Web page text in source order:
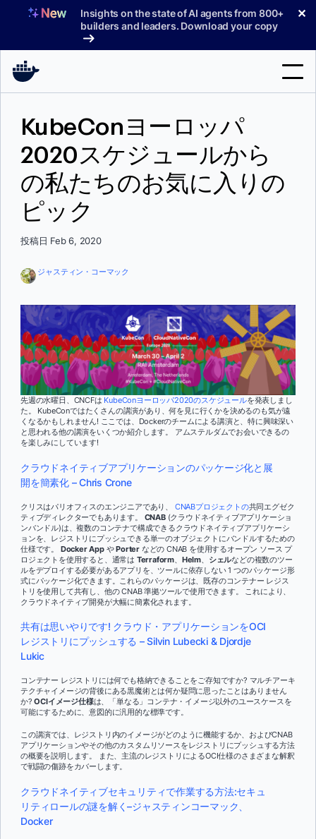
へ
Insights on the state of AI agents from 800+
builders and leaders. Download your copy
✕
サポート
料金プラン
索
KubeConヨーロッパ
2020スケジュールから
の私たちのお気に入りの
ピック
投稿日 Feb 6, 2020
ジャスティン・コーマック
先週の水曜日、CNCFは KubeConヨーロッパ2020のスケジュールを発表しまし
た。 KubeConではたくさんの講演があり、何を見に行くかを決めるのも気が遠
くなるかもしれません! ここでは、Dockerのチームによる講演と、特に興味深い
と思われる他の講演をいくつか紹介します。 アムステルダムでお会いできるの
を楽しみにしています!
クラウドネイティブアプリケーションのパッケージ化と展
開を簡素化 – Chris Crone
クリスはパリオフィスのエンジニアであり、 CNABプロジェクトの共同エグゼク
ティブディレクターでもあります。 CNAB(クラウドネイティブアプリケーショ
ンバンドル)は、複数のコンテナで構成できるクラウドネイティブアプリケーシ
ョンを、レジストリにプッシュできる単一のオブジェクトにバンドルするための
仕様です。 Docker AppやPorter などの CNAB を使用するオープン ソース プ
ロジェクトを使用すると、通常は Terraform Helm シェルなどの複数のツー
ルをデプロイする必要があるアプリを、ツールに依存しない 1 つのパッケージ形
式にパッケージ化できます。これらのパッケージは、既存のコンテナー レジス
トリを使用して共有し、他の CNAB 準拠ツールで使用できます。 これにより、
クラウドネイティブ開発が大幅に簡素化されます。
共有は思いやりです! クラウド・アプリケーションをOCI
レジストリにプッシュする – Silvin Lubecki & Djordje
Lukic
コンテナー レジストリには何でも格納できることをご存知ですか? マルチアーキ
テクチャイメージの背後にある黒魔術とは何か疑問に思ったことはありません
か?OCIイメージ仕様は、「単なる」コンテナ・イメージ以外のユースケースを
可能にするために、意図的に汎用的な標準です。
この講演では、レジストリ内のイメージがどのように機能するか、およびCNAB
アプリケーションやその他のカスタムリソースをレジストリにプッシュする方法
の概要を説明します。 また、主流のレジストリによるOCI仕様のさまざまな解釈
で戦闘の傷跡をカバーします。
クラウドネイティブセキュリティで作業する方法:セキュ
リティロールの謎を解く–ジャスティンコーマック、
Docker